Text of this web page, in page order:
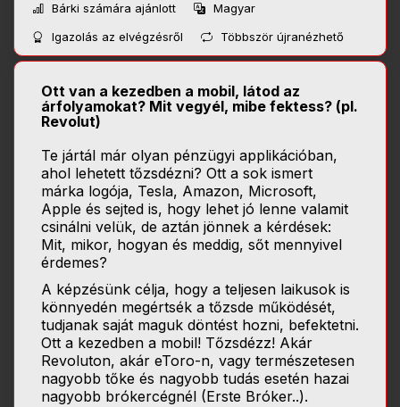
Bárki számára ajánlott
Magyar
Igazolás az elvégzésről
Többször újranézhető
Ott van a kezedben a mobil, látod az
árfolyamokat? Mit vegyél, mibe fektess? (pl.
Revolut)
Te jártál már olyan pénzügyi applikációban,
ahol lehetett tőzsdézni? Ott a sok ismert
márka logója, Tesla, Amazon, Microsoft,
Apple és sejted is, hogy lehet jó lenne valamit
csinálni velük, de aztán jönnek a kérdések:
Mit, mikor, hogyan és meddig, sőt mennyivel
érdemes?
A képzésünk célja, hogy a teljesen laikusok is
könnyedén megértsék a tőzsde működését,
tudjanak saját maguk döntést hozni, befektetni.
Ott a kezedben a mobil! Tőzsdézz! Akár
Revoluton, akár eToro-n, vagy természetesen
nagyobb tőke és nagyobb tudás esetén hazai
nagyobb brókercégnél (Erste Bróker..).